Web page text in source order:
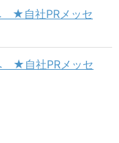
★自社PRメッセ
★自社PRメッセ